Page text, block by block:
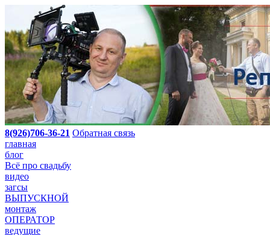
8(926)706-36-21 Обратная связь
главная
блог
Всё про свадьбу
видео
загсы
ВЫПУСКНОЙ
монтаж
ОПЕРАТОР
ведущие